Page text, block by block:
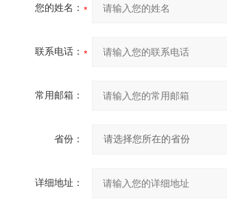
您的姓名：
联系电话：
常用邮箱：
省份：
详细地址：